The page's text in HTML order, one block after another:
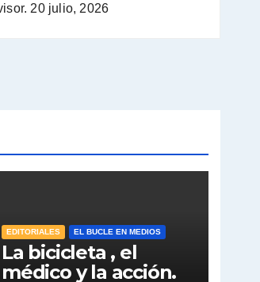
20 julio, 2026
EDITORIALES EL BUCLE EN MEDIOS
La bicicleta , el
médico y la acción.